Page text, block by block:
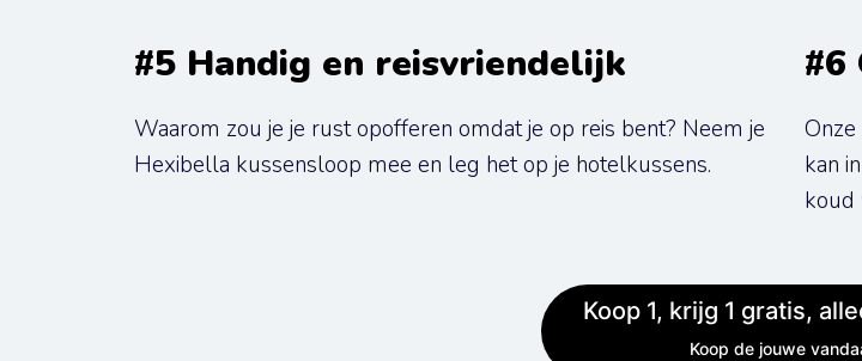
#5 Handig en reisvriendelijk
Waarom zou je je rust opofferen omdat je op reis bent? Neem je
Hexibella kussensloop mee en leg het op je hotelkussens.
#6
kan
koud
Koop 1, krijg 1 gratis,
Koop de jouwe